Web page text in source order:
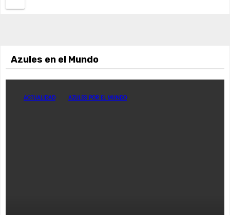
Azules en el Mundo
ACTUALIDAD AZULES POR EL MUNDO